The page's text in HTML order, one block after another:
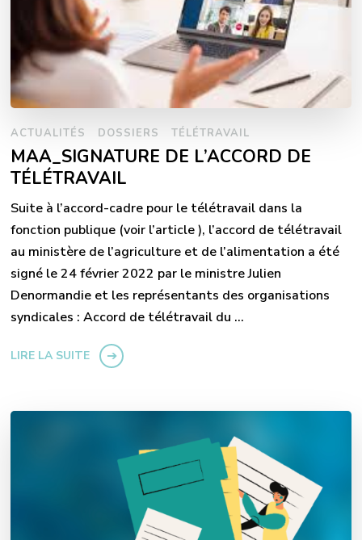
ACTUALITÉS DOSSIERS TÉLÉTRAVAIL
MAA_SIGNATURE DE L’ACCORD DE
TÉLÉTRAVAIL
Suite à l’accord-cadre pour le télétravail dans la
fonction publique (voir l’article ), l’accord de télétravail
au ministère de l’agriculture et de l’alimentation a été
signé le 24 février 2022 par le ministre Julien
Denormandie et les représentants des organisations
syndicales : Accord de télétravail du …
LIRE LA SUITE